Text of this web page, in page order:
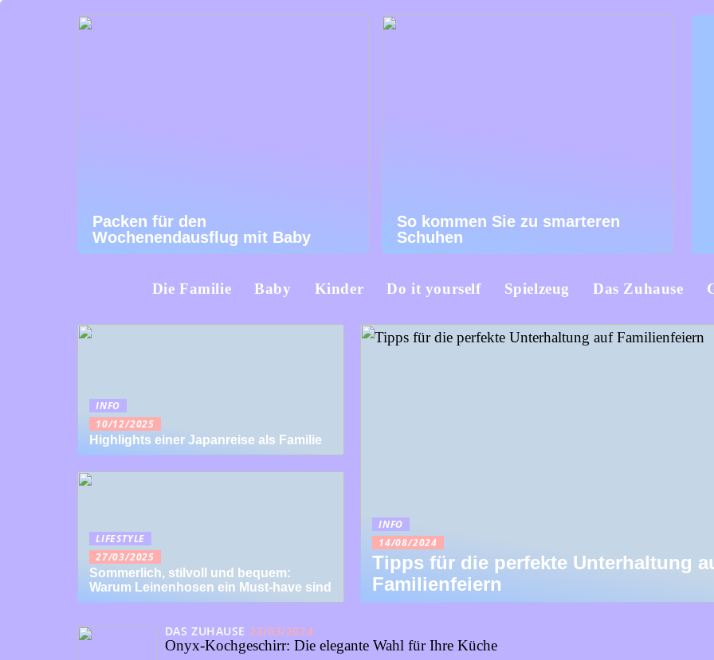
Packen für den
Wochenendausflug mit Baby
So kommen Sie zu smarteren
Schuhen
Die Familie Baby Kinder Do it yourself Spielzeug Das Zuhause
INFO
10/12/2025
Highlights einer Japanreise als Familie
LIFESTYLE
27/03/2025
Sommerlich, stilvoll und bequem:
Warum Leinenhosen ein Must-have sind
INFO
14/08/2024
Tipps für die perfekte Unterhaltung
Familienfeiern
DAS ZUHAUSE 22/03/2024
Onyx-Kochgeschirr: Die elegante Wahl für Ihre Küche